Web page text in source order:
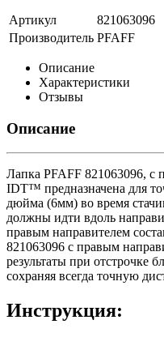
Артикул
821063096
Производитель PFAFF
Описание
Характеристики
Отзывы
Описание
Лапка PFAFF 821063096, с
IDT™ предназначена для
дюйма (6мм) во время
должны идти вдоль
правым направителем
821063096 с правым
результаты при отстрочке
сохраняя всегда точную
Инструкция: